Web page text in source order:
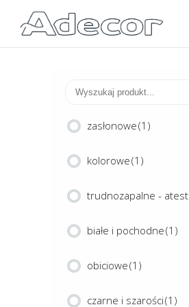
zasłonowe(1)
kolorowe(1)
trudnozapalne - atest
białe i pochodne(1)
obiciowe(1)
czarne i szarości(1)